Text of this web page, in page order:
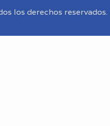
los derechos reservados.